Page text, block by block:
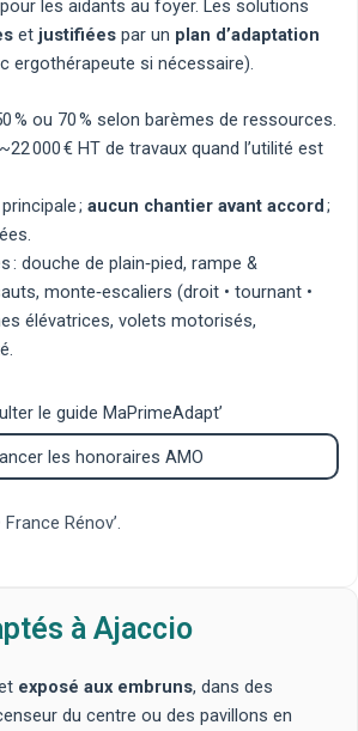
les aidants au foyer. Les solutions
et justifiéespar un plan d’adaptation
ergothérapeute si nécessaire).
% ou 70 % selon barèmes de ressources.
000 € HT de travaux quand l’utilité est
; aucun chantier avant accord;
: douche de plain‑pied, rampe &
, monte‑escaliers (droit• tournant•
élévatrices, volets motorisés,
.
le guide MaPrimeAdapt’
les honoraires AMO
France Rénov’
à Ajaccio
exposé aux embruns, dans des
du centre ou des pavillons en